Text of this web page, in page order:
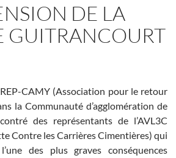
DE LA
GUITRANCOURT
CAMY (Association pour le retour
la Communauté d’agglomération de
des représentants de l’AVL3C
Contre les Carrières Cimentières) qui
des plus graves conséquences